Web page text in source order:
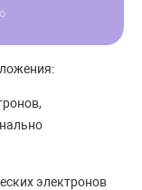
электронов